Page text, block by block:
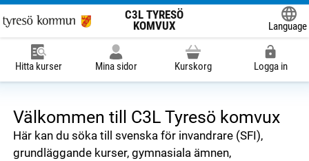
C3L TYRESÖ
KOMVUX
Language
Hitta kurser Mina sidor Kurskorg Logga in
Välkommen till C3L Tyresö komvux
Här kan du söka till svenska för invandrare (SFI),
grundläggande kurser, gymnasiala ämnen,